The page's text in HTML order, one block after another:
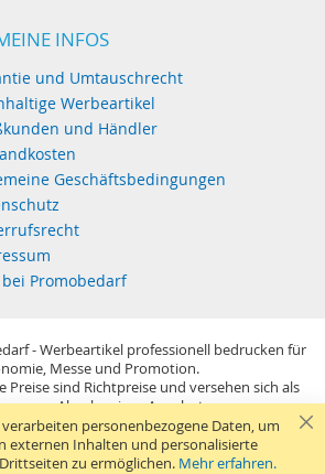
INFOS
und Umtauschrecht
Werbeartikel
und Händler
Geschäftsbedingungen
bei Promobedarf
- Werbeartikel professionell bedrucken für
Messe und Promotion.
Preise sind Richtpreise und versehen sich als
zur Abgabe eines Angebots.
Bedarf (§14 BGB) im Sinne der
und verstehen sich netto zzgl. MwSt. USB-
ggf. zzgl. Druckkosten und GEMA.
personenbezogene Daten, um
externen Inhalten und personalisierte
zu ermöglichen. Mehr erfahren.